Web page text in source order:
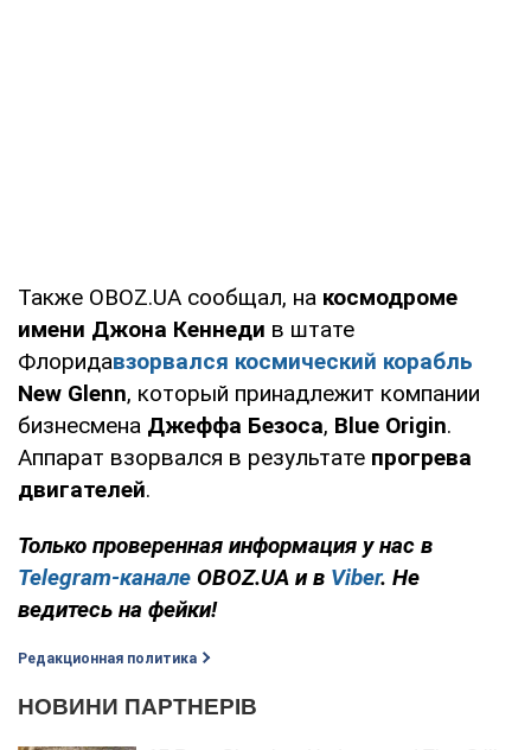
Также OBOZ.UA сообщал, на космодроме
имени Джона Кеннеди в штате
Флоридавзорвался космический корабль
New Glenn, который принадлежит компании
бизнесмена Джеффа Безоса, Blue Origin.
Аппарат взорвался в результате прогрева
двигателей.
Только проверенная информация у нас в
Telegram-канале OBOZ.UA и в Viber. Не
ведитесь на фейки!
Редакционная политика